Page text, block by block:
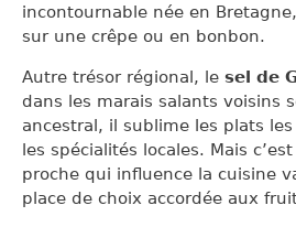
incontournable née en
sur une crêpe ou en bonbon.
Autre trésor régional, le sel de
dans les marais salants voisins
ancestral, il sublime les plats
les spécialités locales. Mais
proche qui influence la cuisine
place de choix accordée aux